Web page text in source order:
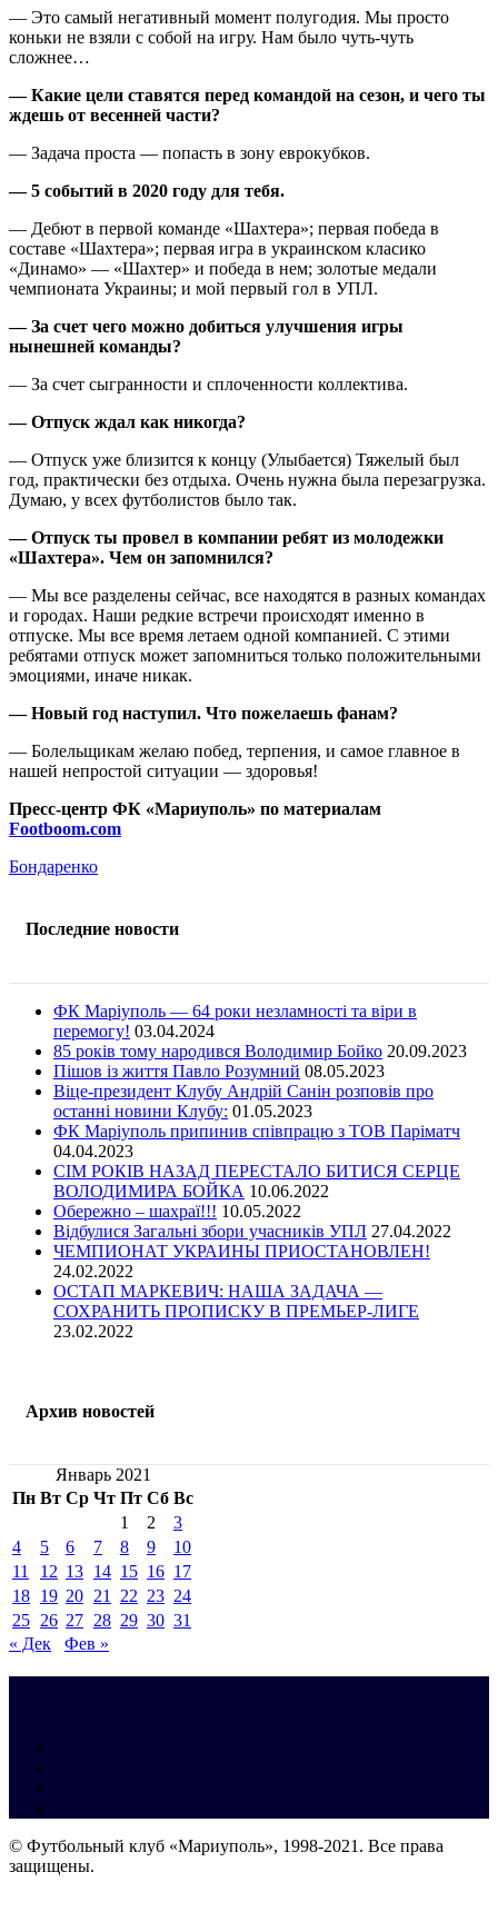
— Это самый негативный момент полугодия. Мы просто
коньки не взяли с собой на игру. Нам было чуть-чуть
сложнее…
— Какие цели ставятся перед командой на сезон, и чего ты
ждешь от весенней части?
— Задача проста — попасть в зону еврокубков.
— 5 событий в 2020 году для тебя.
— Дебют в первой команде «Шахтера»; первая победа в
составе «Шахтера»; первая игра в украинском класико
«Динамо» — «Шахтер» и победа в нем; золотые медали
чемпионата Украины; и мой первый гол в УПЛ.
— За счет чего можно добиться улучшения игры
нынешней команды?
— За счет сыгранности и сплоченности коллектива.
— Отпуск ждал как никогда?
— Отпуск уже близится к концу (Улыбается) Тяжелый был
год, практически без отдыха. Очень нужна была перезагрузка.
Думаю, у всех футболистов было так.
— Отпуск ты провел в компании ребят из молодежки
«Шахтера». Чем он запомнился?
— Мы все разделены сейчас, все находятся в разных командах
и городах. Наши редкие встречи происходят именно в
отпуске. Мы все время летаем одной компанией. С этими
ребятами отпуск может запомниться только положительными
эмоциями, иначе никак.
— Новый год наступил. Что пожелаешь фанам?
— Болельщикам желаю побед, терпения, и самое главное в
нашей непростой ситуации — здоровья!
Пресс-центр ФК «Мариуполь» по материалам
Footboom.com
Бондаренко
Последние новости
ФК Маріуполь — 64 роки незламності та віри в
перемогу! 03.04.2024
85 років тому народився Володимир Бойко 20.09.2023
Пішов із життя Павло Розумний 08.05.2023
Віце-президент Клубу Андрій Санін розповів про
останні новини Клубу: 01.05.2023
ФК Маріуполь припинив співпрацю з ТОВ Паріматч
04.04.2023
СІМ РОКІВ НАЗАД ПЕРЕСТАЛО БИТИСЯ СЕРЦЕ
ВОЛОДИМИРА БОЙКА 10.06.2022
Обережно – шахраї!!! 10.05.2022
Відбулися Загальні збори учасників УПЛ 27.04.2022
ЧЕМПИОНАТ УКРАИНЫ ПРИОСТАНОВЛЕН!
24.02.2022
ОСТАП МАРКЕВИЧ: НАША ЗАДАЧА —
СОХРАНИТЬ ПРОПИСКУ В ПРЕМЬЕР-ЛИГЕ
23.02.2022
Архив новостей
Январь 2021
Пн Вт Ср Чт Пт Сб Вс
1
2
3
4
5 6 7 8 9
10
11
12 13 14 15 16 17
18 19 20 21 22 23 24
25 26 27 28 29 30 31
« Дек
Фев »
© Футбольный клуб «Мариуполь», 1998-2021. Все права
защищены.